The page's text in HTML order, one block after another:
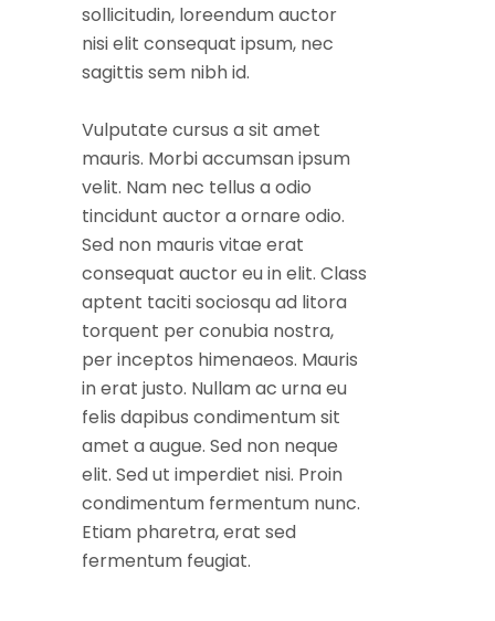
sollicitudin, loreendum auctor
nisi elit consequat ipsum, nec
sagittis sem nibh id.
Vulputate cursus a sit amet
mauris. Morbi accumsan ipsum
velit. Nam nec tellus a odio
tincidunt auctor a ornare odio.
Sed non mauris vitae erat
consequat auctor eu in elit. Class
aptent taciti sociosqu ad litora
torquent per conubia nostra,
per inceptos himenaeos. Mauris
in erat justo. Nullam ac urna eu
felis dapibus condimentum sit
amet a augue. Sed non neque
elit. Sed ut imperdiet nisi. Proin
condimentum fermentum nunc.
Etiam pharetra, erat sed
fermentum feugiat.